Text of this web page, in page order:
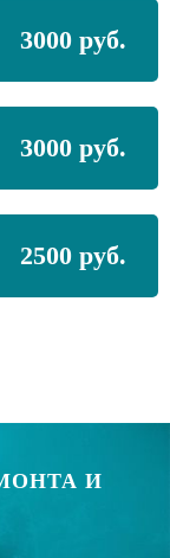
3000 руб.
3000 руб.
2500 руб.
И